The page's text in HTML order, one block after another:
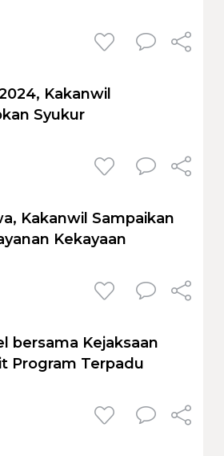
Kakanwil
Syukur
Kakanwil Sampaikan
Kekayaan
bersama Kejaksaan
Program Terpadu